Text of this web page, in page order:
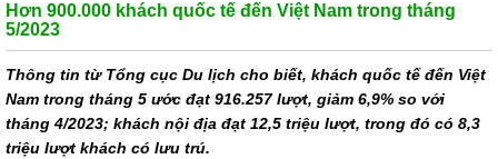
Hơn 900.000 khách quốc tế đến Việt Nam trong tháng
5/2023
Thông tin từ Tổng cục Du lịch cho biết, khách quốc tế đến Việt
Nam trong tháng 5 ước đạt 916.257 lượt, giảm 6,9% so với
tháng 4/2023; khách nội địa đạt 12,5 triệu lượt, trong đó có 8,3
triệu lượt khách có lưu trú.